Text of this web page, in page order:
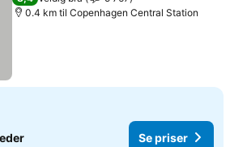
0.4 km til Copenhagen Central Station
Se priser